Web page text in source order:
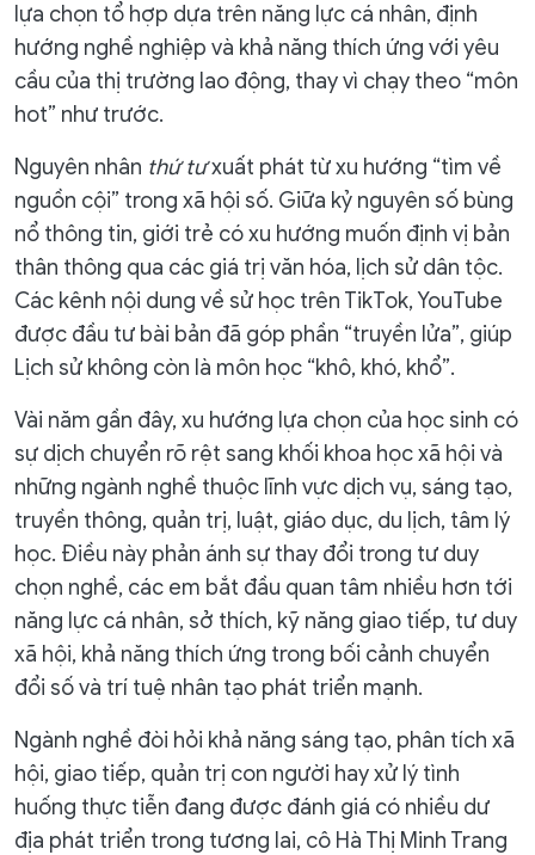
lựa chọn tổ hợp dựa trên năng lực cá nhân, định
hướng nghề nghiệp và khả năng thích ứng với yêu
cầu của thị trường lao động, thay vì chạy theo “môn
hot” như trước.
Nguyên nhân thứ tưxuất phát từ xu hướng “tìm về
nguồn cội” trong xã hội số. Giữa kỷ nguyên số bùng
nổ thông tin, giới trẻ có xu hướng muốn định vị bản
thân thông qua các giá trị văn hóa, lịch sử dân tộc.
Các kênh nội dung về sử học trên TikTok, YouTube
được đầu tư bài bản đã góp phần “truyền lửa”, giúp
Lịch sử không còn là môn học “khô, khó, khổ”.
Vài năm gần đây, xu hướng lựa chọn của học sinh có
sự dịch chuyển rõ rệt sang khối khoa học xã hội và
những ngành nghề thuộc lĩnh vực dịch vụ, sáng tạo,
truyền thông, quản trị, luật, giáo dục, du lịch, tâm lý
học. Điều này phản ánh sự thay đổi trong tư duy
chọn nghề, các em bắt đầu quan tâm nhiều hơn tới
năng lực cá nhân, sở thích, kỹ năng giao tiếp, tư duy
xã hội, khả năng thích ứng trong bối cảnh chuyển
đổi số và trí tuệ nhân tạo phát triển mạnh.
Ngành nghề đòi hỏi khả năng sáng tạo, phân tích xã
hội, giao tiếp, quản trị con người hay xử lý tình
huống thực tiễn đang được đánh giá có nhiều dư
địa phát triển trong tương lai, cô Hà Thị Minh Trang